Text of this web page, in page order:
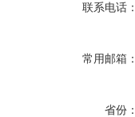
联系电话：
常用邮箱：
省份：